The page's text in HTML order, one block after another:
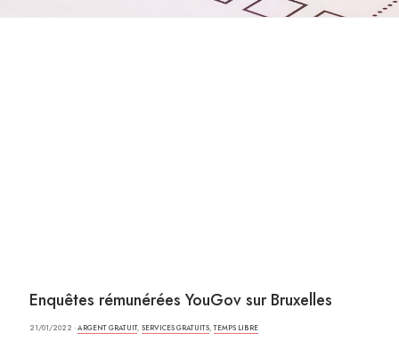
Enquêtes rémunérées YouGov sur Bruxelles
21/01/2022 ·ARGENT GRATUIT, SERVICES GRATUITS,TEMPS LIBRE